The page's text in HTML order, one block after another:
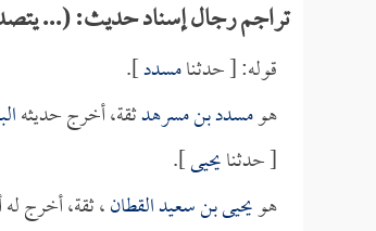
تراجم رجال إسناد حديث: (...
قوله: [ حدثنامسدد].
هومسدد بن مسرهدثقة، أخرج حديثه
[ حدثنايحيى].
هويحيى بن سعيد القطان، ثقة، أخرج